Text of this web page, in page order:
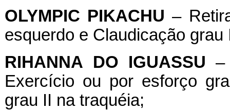
OLYMPIC PIKACHU –
esquerdo e Claudicação grau
RIHANNA
DO IGUASSU –
Exercício ou por esforço
grau II na traquéia;